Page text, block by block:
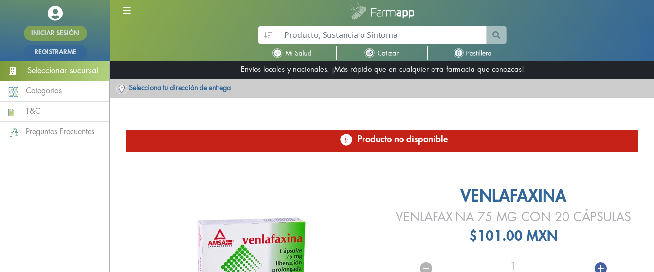
INICIAR SESIÓN
REGISTRARME
Seleccionar sucursal
Categorías
T&C
Preguntas Frecuentes
Envíos locales y nacionales. ¡Más rápido que en cualquier otra farmacia que conozcas!
Selecciona tu dirección de entrega
Producto no disponible
VENLAFAXINA
VENLAFAXINA 75 MG CON 20 CÁPSULAS
$101.00 MXN
1